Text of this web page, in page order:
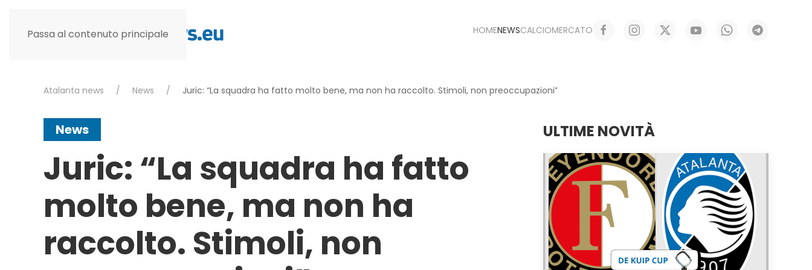
Passa al contenuto principale HOMENEWSCALCIOMERCATO
Atalanta news News Juric: “La squadra ha fatto molto bene, ma non ha raccolto. Stimoli, non preoccupazioni”
News
Juric: “La squadra ha fatto
molto bene, ma non ha
raccolto. Stimoli, non
ULTIME NOVITÀ